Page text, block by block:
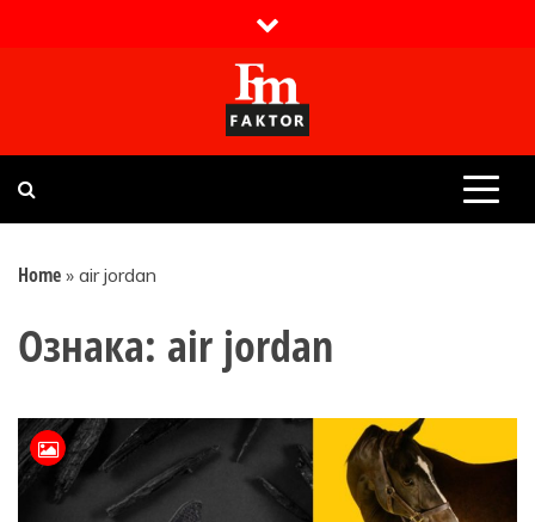
Faktor magazin
Uvijek presudan
Home » air jordan
Ознака: air jordan